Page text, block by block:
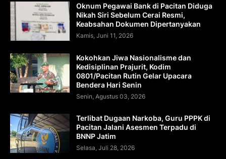
Oknum Pegawai Bank di Pacitan Diduga
Nikah Siri Sebelum Cerai Resmi,
Keabsahan Dokumen Dipertanyakan
Kamis, Juni 11, 2026
Kokohkan Jiwa Nasionalisme dan
Kedisiplinan Prajurit, Kodim
0801/Pacitan Rutin Gelar Upacara
Bendera Hari Senin
Senin, Agustus 03, 2026
Terlibat Dugaan Narkoba, Guru PPPK di
Pacitan Jalani Asesmen Terpadu di
BNNP Jatim
Selasa, Juli 28, 2026